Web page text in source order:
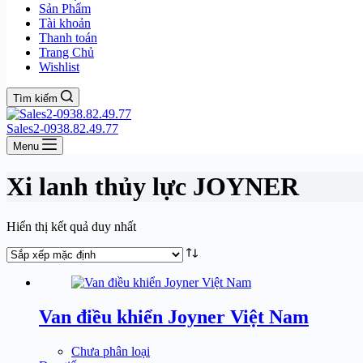
Sản Phẩm
Tài khoản
Thanh toán
Trang Chủ
Wishlist
Tìm kiếm
Sales2-0938.82.49.77
Menu
Xi lanh thủy lực JOYNER
Hiển thị kết quả duy nhất
Van điều khiển Joyner Việt Nam
Chưa phân loại